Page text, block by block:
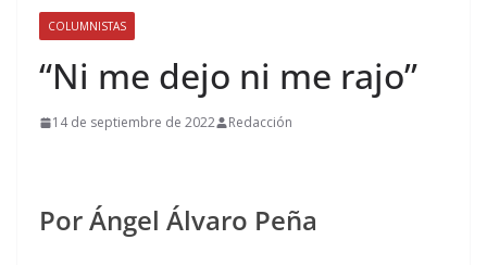
COLUMNISTAS
“Ni me dejo ni me rajo”
14 de septiembre de 2022 Redacción
Por Ángel Álvaro Peña